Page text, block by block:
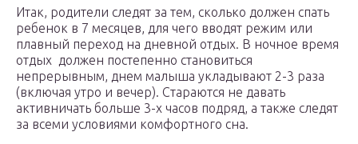
Итак, родители следят за тем, сколько должен спать
ребенок в 7 месяцев, для чего вводят режим или
плавный переход на дневной отдых. В ночное время
отдых должен постепенно становиться
непрерывным, днем малыша укладывают 2-3 раза
(включая утро и вечер). Стараются не давать
активничать больше 3-х часов подряд, а также следят
за всеми условиями комфортного сна.